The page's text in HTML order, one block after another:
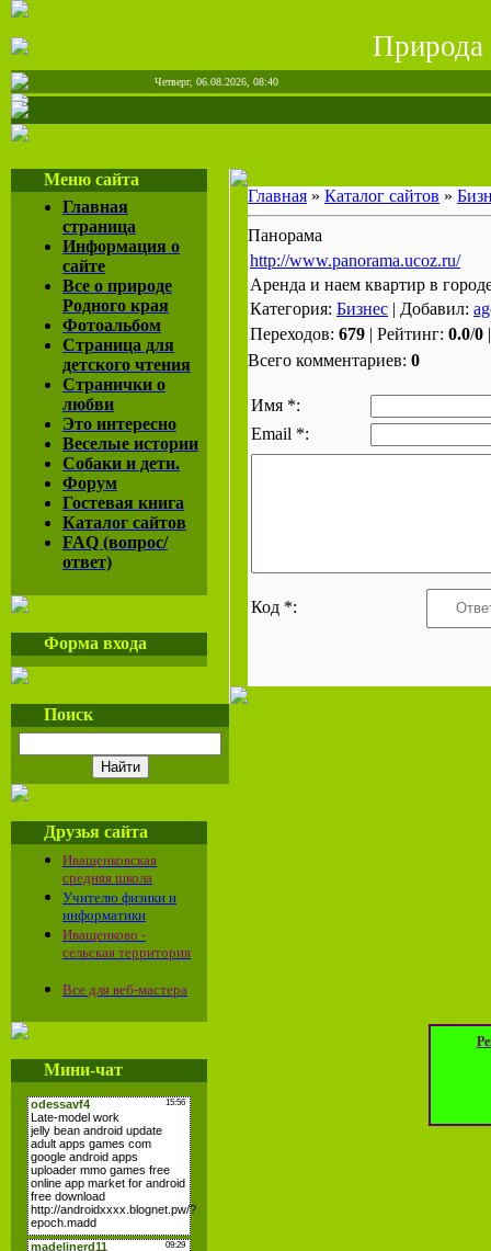
Природа
Четверг, 06.08.2026, 08:40
Меню сайта
Главная
страница
Информация о
сайте
Все о природе
Родного края
Фотоальбом
Страница для
детского чтения
Странички о
любви
Это интересно
Веселые истории
Собаки и дети.
Форум
Гостевая книга
Каталог сайтов
FAQ (вопрос/
ответ)
Форма входа
Поиск
Друзья сайта
Иващенковская
средняя школа
Учителю физики и
информатики
Иващенково -
сельская территория
Все для веб-мастера
Мини-чат
Главная » Каталог сайтов »
Панорама
http://www.panorama.ucoz.ru/
Аренда и наем квартир в
Категория: Бизнес | Добавил:
Переходов: 679 | Рейтинг: 0.0/0
Всего комментариев: 0
Имя *:
Email *:
Код *: